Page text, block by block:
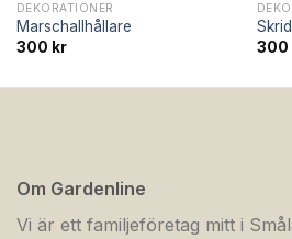
DEKORATIONER
Marschallhållare
300 kr
300
Om Gardenline
Vi är ett familjeföretag mitt i